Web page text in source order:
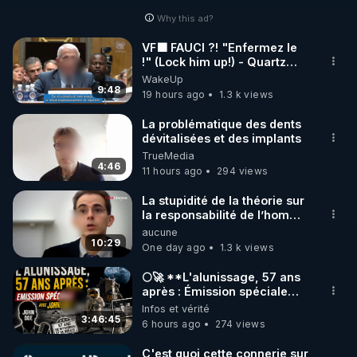
🌱 INSTAGRAM
https://www.instagram.com/rdlr_thierrycasasnovas/
http://rgnr.li/instagram
🌱 LA NEWSLETTER
Pour ne pas rater l’actualité RGNR (stages,
http://rgnr.li/news
🌱 VIDÉOS NON CENSURÉES SUR ODYSEE
Toutes les vidéos Youtube sont aussi sur la
http://rgnr.li/odysee
🌱 LES STAGES EN PRÉSENTIEL
Why this ad?
9:48
VF🟩 FAUCI ?! "Enfermez le
!" (Lock him up!) - Quartz
Traduction
WakeUp
19 hours ago
1.3 k views
4:46
La problématique des dents
dévitalisées et des implants
TrueMedia
11 hours ago
294 views
10:29
La stupidité de la théorie sur
la responsabilité de l’homme
concernant le dioxyde de
carbone.
aucune
One day ago
1.3 k views
3:46:45
🌕🚀 **L'alunissage, 57 ans
après : Émission spéciale
avec John Doe !** 👨 🚀✨
Infos et vérité
6 hours ago
274 views
C'est quoi cette connerie sur